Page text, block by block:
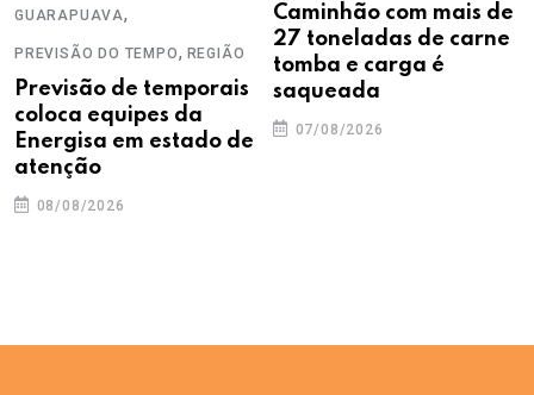
GUARAPUAVA,
PREVISÃO DO TEMPO, REGIÃO
Previsão de temporais
coloca equipes da
Energisa em estado de
atenção
08/08/2026
Caminhão com mais de
27 toneladas de carne
tomba e carga é
saqueada
07/08/2026